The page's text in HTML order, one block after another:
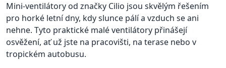
Mini-ventilátory od značky Cilio jsou skvělým řešením
pro horké letní dny, kdy slunce pálí a vzduch se ani
nehne. Tyto praktické malé ventilátory přinášejí
osvěžení, ať už jste na pracovišti, na terase nebo v
tropickém autobusu.